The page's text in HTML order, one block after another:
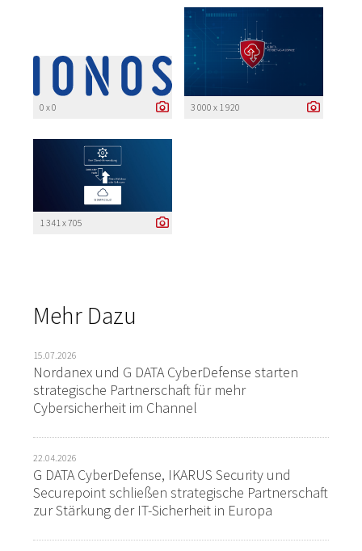
0 x 0 3 000 x 1 920
1 341 x 705
Mehr Dazu
15.07.2026
Nordanex und G DATA CyberDefense starten
strategische Partnerschaft für mehr
Cybersicherheit im Channel
22.04.2026
G DATA CyberDefense, IKARUS Security und
Securepoint schließen strategische Partnerschaft
zur Stärkung der IT-Sicherheit in Europa